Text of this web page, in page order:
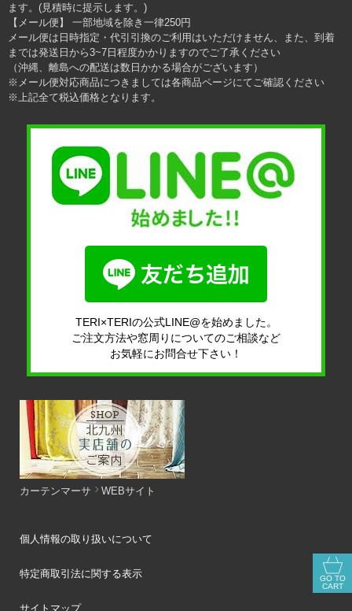
ます。(見積時に提示します。)
【メール便】 一部地域を除き一律250円
メール便は日時指定・代引引換のご利用はいただけません、また、到着
までは発送日から3~7日程度かかりますのでご了承ください
（沖縄、離島への配送は数日かかる場合がございます）
※メール便対応商品につきましては各商品ページにてご確認ください
※上記全て税込価格となります。
TERI×TERIの公式LINE@を始めました。
ご注文方法や窓周りについてのご相談など
お気軽にお問合せ下さい！
カーテンマーサ WEBサイト
個人情報の取り扱いについて
特定商取引法に関する表示
サイトマップ
GO TO
CART